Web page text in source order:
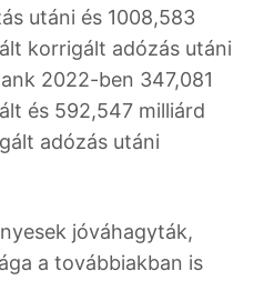
utáni és 1008,583
korrigált adózás utáni
2022-ben 347,081
és 592,547 milliárd
adózás utáni
jóváhagyták,
a továbbiakban is